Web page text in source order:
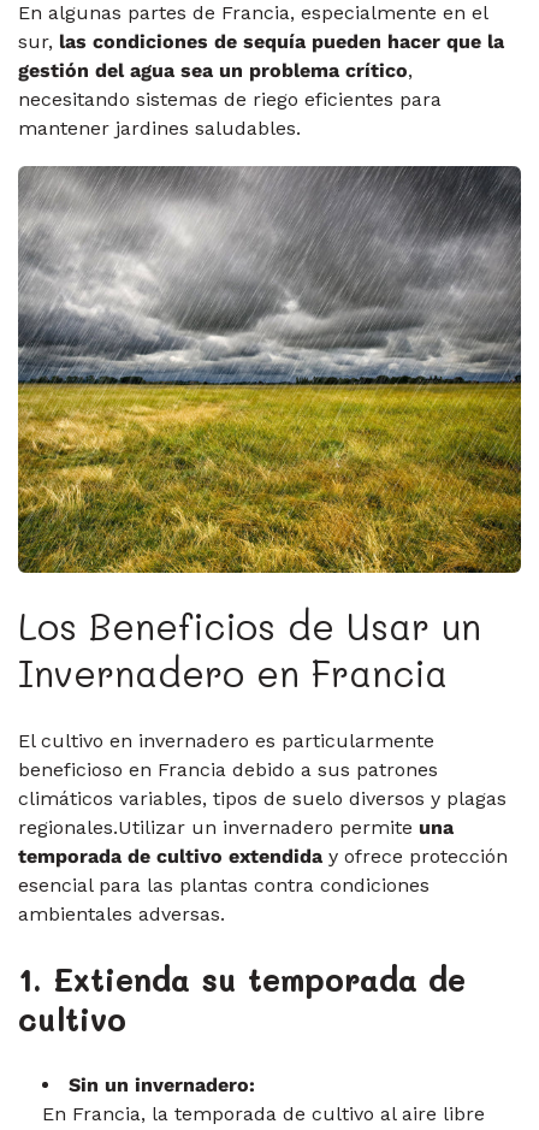
En algunas partes de Francia, especialmente en el
sur, las condiciones de sequía pueden hacer que la
gestión del agua sea un problema crítico,
necesitando sistemas de riego eficientes para
mantener jardines saludables.
Los Beneficios de Usar un
Invernadero en Francia
El cultivo en invernadero es particularmente
beneficioso en Francia debido a sus patrones
climáticos variables, tipos de suelo diversos y plagas
regionales.Utilizar un invernadero permite una
temporada de cultivo extendida y ofrece protección
esencial para las plantas contra condiciones
ambientales adversas.
1. Extienda su temporada de
cultivo
Sin un invernadero:
En Francia, la temporada de cultivo al aire libre